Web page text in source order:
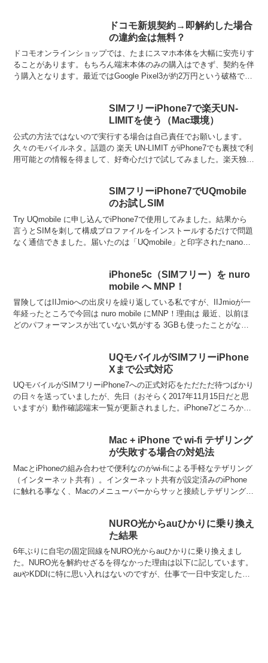
ドコモ新規契約→即解約した場合
の違約金は無料？
ドコモオンラインショップでは、たまにスマホ本体を大幅に安売りす
ることがあります。もちろん端末本体のみの購入はできず、契約を伴
う購入となります。最近ではGoogle Pixel3が約2万円という破格で叩
SIMフリーiPhone7で楽天UN-
LIMITを使う（Mac環境）
公式の方法ではないので実行する場合は自己責任でお願いします。
久々のモバイルネタ。話題の 楽天 UN-LIMIT がiPhone7でも裏技で利
用可能との情報を得まして、好奇心だけで試してみました。楽天独自
SIMフリーiPhone7でUQmobile
のお試しSIM
Try UQmobile に申し込んでiPhone7で使用してみました。結果から
言うとSIMを刺して構成プロファイルをインストールするだけで問題
なく通信できました。届いたのは「UQmobile」と印字されたnanoマ
iPhone5c（SIMフリー）を nuro
mobile へ MNP！
冒険してはIIJmioへの出戻りを繰り返している私ですが、IIJmioが一
年経ったところで今回は nuro mobile にMNP！理由は 最近、以前ほ
どのパフォーマンスが出ていない気がする 3GBも使ったことがない
UQモバイルがSIMフリーiPhone
Xまで公式対応
UQモバイルがSIMフリーiPhone7への正式対応をただただ待つばかり
の日々を送っていましたが、先日（おそらく2017年11月15日だと思
いますが）動作確認端末一覧が更新されました。iPhone7どころか
Mac + iPhone で wi-fi テザリング
が失敗する場合の対処法
MacとiPhoneの組み合わせで便利なのがwi-fiによる手軽なテザリング
（インターネット共有）。インターネット共有が設定済みのiPhone
に触れる事なく、Macのメニューバーからサッと接続しテザリングが
NURO光からauひかりに乗り換え
た結果
6年ぶりに自宅の固定回線をNURO光からauひかりに乗り換えまし
た。NURO光を解約せざるを得なかった理由は以下に記しています。
auやKDDIに特に思い入れはないのですが、仕事で一日中安定したネ